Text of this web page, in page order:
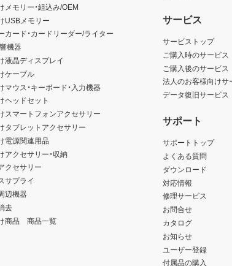
メモリー・組込み/OEM
USBメモリー
カード・カードリーダー/ライター
機器
液晶ディスプレイ
ケーブル
マウス・キーボード・入力機器
ヘッドセット
スマートフォンアクセサリー
タブレットアクセサリー
電源関連用品
アクセサリー・収納
クセサリー
サプライ
辺機器
去
商品 商品一覧
サービス
サービストップ
ご購入時のサービス
ご購入後のサービス
法人のお客様向けサ
データ復旧サービス
サポート
サポートトップ
よくある質問
ダウンロード
対応情報
修理サービス
お問合せ
カタログ
お知らせ
ユーザー登録
付属品の購入